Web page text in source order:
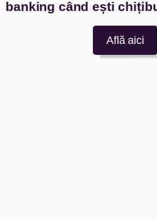
banking când ești
Află aici